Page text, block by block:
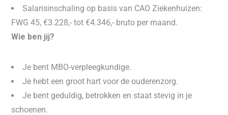
Salarisinschaling op basis van CAO Ziekenhuizen:
FWG 45, €3.228,- tot €4.346,- bruto per maand.
Wie ben jij?
Je bent MBO-verpleegkundige.
Je hebt een groot hart voor de ouderenzorg.
Je bent geduldig, betrokken en staat stevig in je
schoenen.